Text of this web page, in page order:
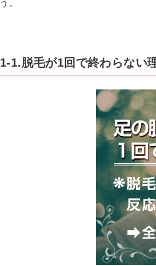
う。
1-1.脱毛が1回で終わらない